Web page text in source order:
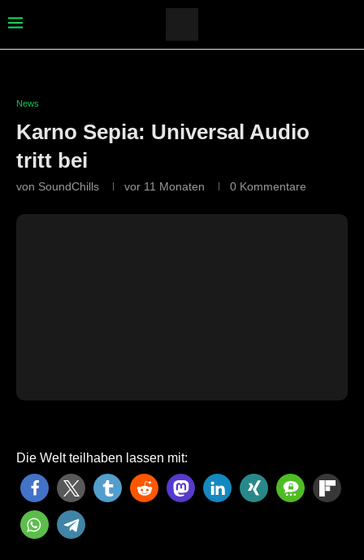
News
Karno Sepia: Universal Audio
tritt bei
von SoundChills vor 11 Monaten 0 Kommentare
Die Welt teilhaben lassen mit: